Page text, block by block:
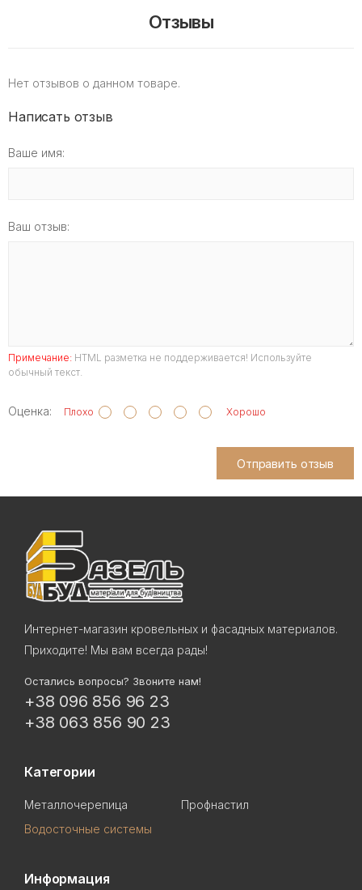
Отзывы
Нет отзывов о данном товаре.
Написать отзыв
Ваше имя:
Ваш отзыв:
Примечание: HTML разметка не поддерживается! Используйте
обычный текст.
Оценка: Плохо Хорошо
Отправить отзыв
Интернет-магазин кровельных и фасадных материалов.
Приходите! Мы вам всегда рады!
Остались вопросы? Звоните нам!
+38 096 856 96 23
+38 063 856 90 23
Категории
Металлочерепица
Профнастил
Водосточные системы
Информация